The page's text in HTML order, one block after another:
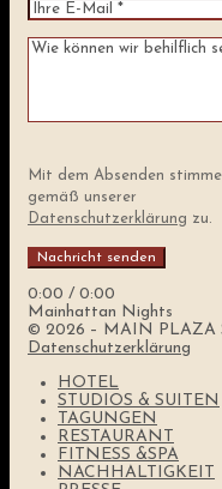
Mit dem Absenden
gemäß unserer
Datenschutzerklärung zu.
0:00 / 0:00
Mainhattan Nights
© 2026 – MAIN PLAZA
Datenschutzerklärung
HOTEL
STUDIOS & SUITEN
TAGUNGEN
RESTAURANT
FITNESS &SPA
NACHHALTIGKEIT